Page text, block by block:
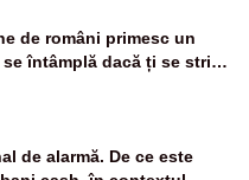
de români primesc un
întâmplă dacă ți se strică
de alarmă. De ce este